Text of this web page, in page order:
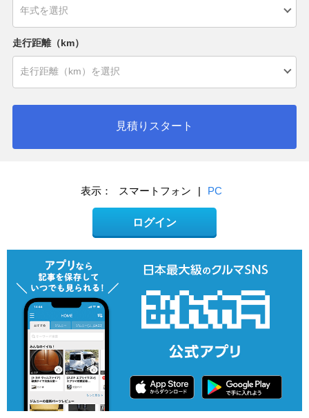
走行距離（km）
見積りスタート
表示： スマートフォン | PC
ログイン